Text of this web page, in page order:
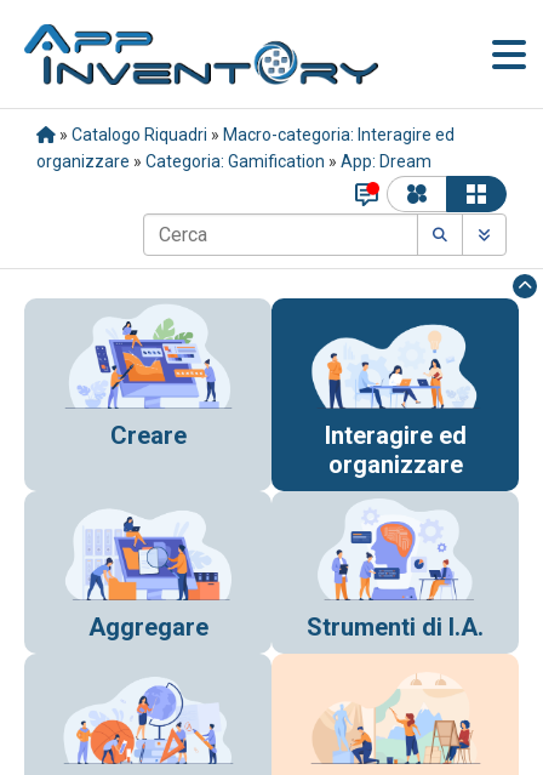
» Catalogo Riquadri » Macro-categoria: Interagire ed
organizzare » Categoria: Gamification » App: Dream
Creare
Interagire ed
organizzare
Aggregare Strumenti di I.A.